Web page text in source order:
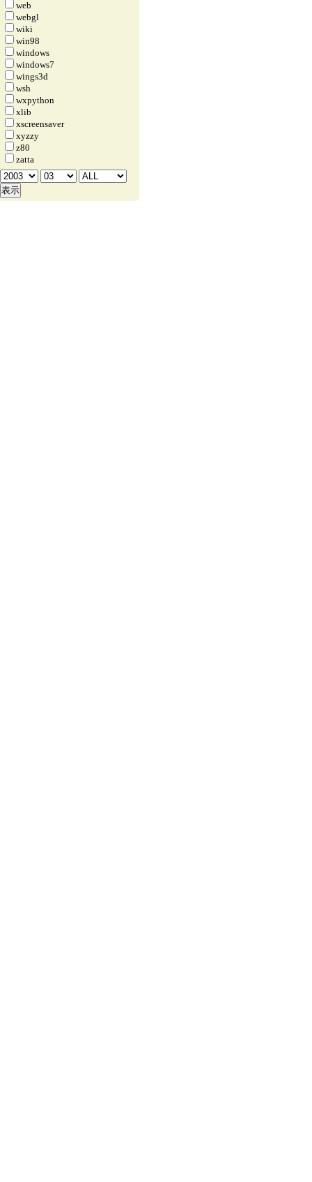
web
webgl
wiki
win98
windows
windows7
wings3d
wsh
wxpython
xlib
xscreensaver
xyzzy
z80
zatta